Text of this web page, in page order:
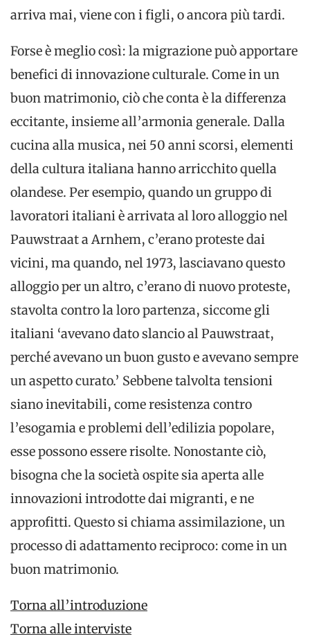
arriva mai, viene con i figli, o ancora più tardi.
Forse è meglio così: la migrazione può apportare
benefici di innovazione culturale. Come in un
buon matrimonio, ciò che conta è la differenza
eccitante, insieme all’armonia generale. Dalla
cucina alla musica, nei 50 anni scorsi, elementi
della cultura italiana hanno arricchito quella
olandese. Per esempio, quando un gruppo di
lavoratori italiani è arrivata al loro alloggio nel
Pauwstraat a Arnhem, c’erano proteste dai
vicini, ma quando, nel 1973, lasciavano questo
alloggio per un altro, c’erano di nuovo proteste,
stavolta contro la loro partenza, siccome gli
italiani ‘avevano dato slancio al Pauwstraat,
perché avevano un buon gusto e avevano sempre
un aspetto curato.’ Sebbene talvolta tensioni
siano inevitabili, come resistenza contro
l’esogamia e problemi dell’edilizia popolare,
esse possono essere risolte. Nonostante ciò,
bisogna che la società ospite sia aperta alle
innovazioni introdotte dai migranti, e ne
approfitti. Questo si chiama assimilazione, un
processo di adattamento reciproco: come in un
buon matrimonio.
Torna all’introduzione
Torna alle interviste